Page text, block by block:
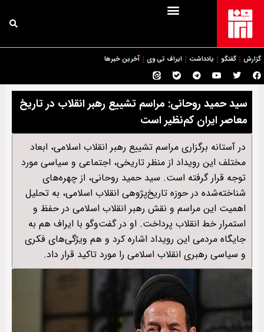
گزارش گفتگو یادداشت ایراف تی وی آخرین خبرها
سید حمید روحانی: مراسم تشییع رهبر انقلاب در تاریخ
معاصر ایران کم‌نظیر است
در آستانه برگزاری مراسم تشییع رهبر انقلاب اسلامی، ابعاد
مختلف این رویداد از منظر تاریخی، اجتماعی و سیاسی مورد
توجه قرار گرفته است. سید حمید روحانی، از چهره‌های
شناخته‌شده در حوزه تاریخ‌پژوهی انقلاب اسلامی، به تحلیل
اهمیت این مراسم و نقش رهبر انقلاب اسلامی در حفظ و
استمرار خط انقلاب پرداخت. او در گفت‌وگو با ایراف هم به
جایگاه مردمی این رویداد اشاره کرد و هم ویژگی‌های فکری
و سیاسی رهبری انقلاب اسلامی را مورد تاکید قرار داد.